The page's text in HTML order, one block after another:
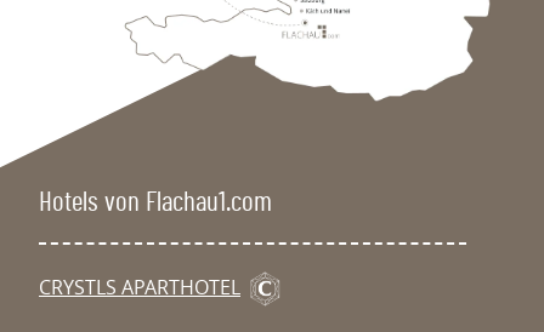
Hotels von Flachau1.com
CRYSTLS APARTHOTEL